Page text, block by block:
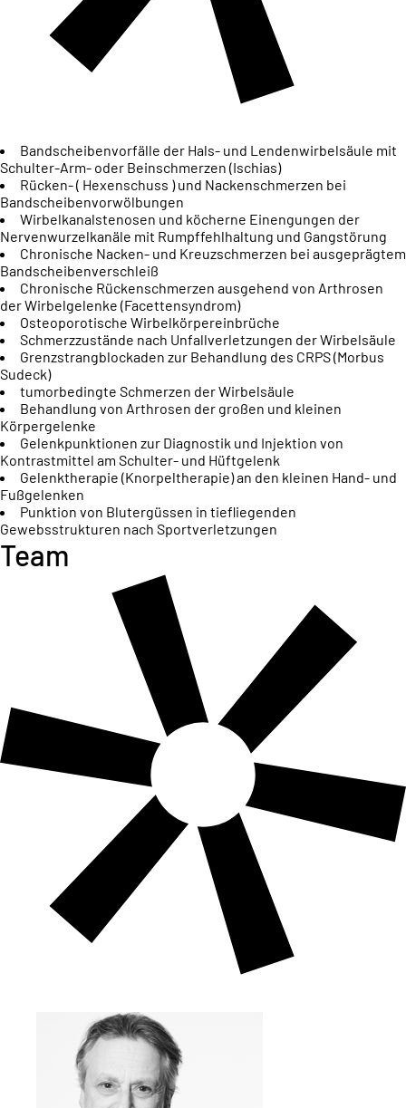
Bandscheibenvorfälle der Hals- und Lendenwirbelsäule mit
Schulter-Arm- oder Beinschmerzen (Ischias)
Rücken- ( Hexenschuss ) und Nackenschmerzen bei
Bandscheibenvorwölbungen
Wirbelkanalstenosen und köcherne Einengungen der
Nervenwurzelkanäle mit Rumpffehlhaltung und Gangstörung
Chronische Nacken- und Kreuzschmerzen bei ausgeprägtem
Bandscheibenverschleiß
Chronische Rückenschmerzen ausgehend von Arthrosen
der Wirbelgelenke (Facettensyndrom)
Osteoporotische Wirbelkörpereinbrüche
Schmerzzustände nach Unfallverletzungen der Wirbelsäule
Grenzstrangblockaden zur Behandlung des CRPS (Morbus
Sudeck)
tumorbedingte Schmerzen der Wirbelsäule
Behandlung von Arthrosen der großen und kleinen
Körpergelenke
Gelenkpunktionen zur Diagnostik und Injektion von
Kontrastmittel am Schulter- und Hüftgelenk
Gelenktherapie (Knorpeltherapie) an den kleinen Hand- und
Fußgelenken
Punktion von Blutergüssen in tiefliegenden
Gewebsstrukturen nach Sportverletzungen
Team